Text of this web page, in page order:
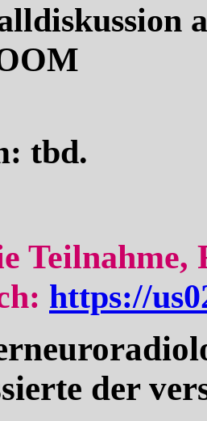
tbd.
Teilnahme,
https://
der